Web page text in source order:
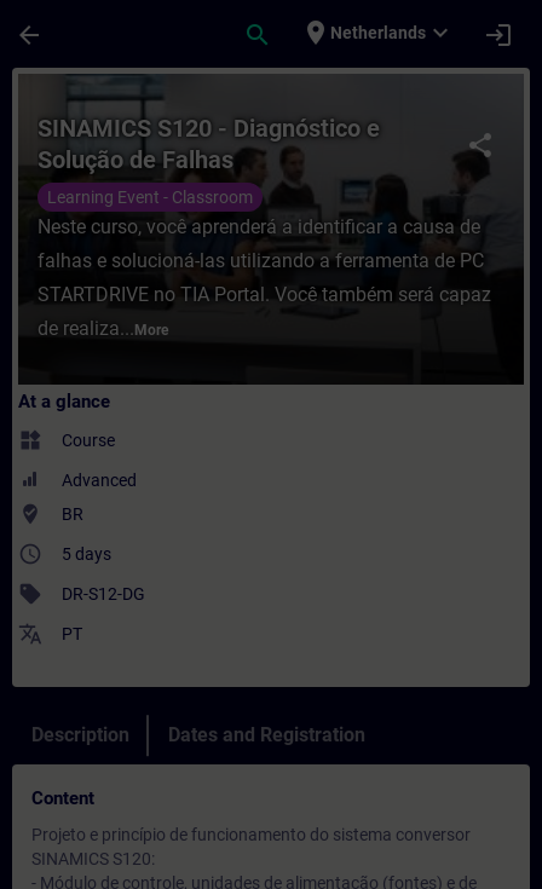
arrow_back search place Netherlands expand_more login
Course - SINAMICS S120 - Diagnóstico
share
SINAMICS S120 - Diagnóstico e
Solução de Falhas
Learning Event - Classroom
Neste curso, você aprenderá a identificar a causa de
falhas e solucioná-las utilizando a ferramenta de PC
STARTDRIVE no TIA Portal. Você também será capaz
de realiza... More
At a glance
widgets Course
Advanced
where_to_vote BR
access_time 5 days
sell DR-S12-DG
translate PT
Description Dates and Registration
Content
Projeto e princípio de funcionamento do sistema conversor
SINAMICS S120:
- Módulo de controle, unidades de alimentação (fontes) e de